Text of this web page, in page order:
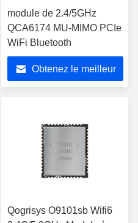
module de 2.4/5GHz
QCA6174 MU-MIMO PCIe
WiFi Bluetooth
Obtenez le meilleur
Qogrisys O9101sb Wifi6